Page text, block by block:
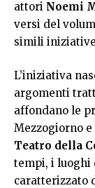
attori Noemi
versi del
simili
L’iniziativa
argomenti
affondano le
Mezzogiorno
Teatro della
tempi, i luoghi
caratterizzato